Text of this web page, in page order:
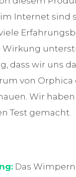
Internet sind
Wirkung
dass wir uns
von Orphica
Wir
Test gemacht.
Das